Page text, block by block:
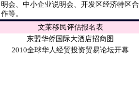
明会、中小企业说明会、开发区经济特区合
作等。
文莱移民评估报名表
东盟华侨国际大酒店招商图
2010全球华人经贸投资贸易论坛开幕